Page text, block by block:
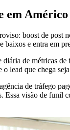
Américo
boost de
baixos e entra em
de métricas
lead que chega
de tráfego
visão de